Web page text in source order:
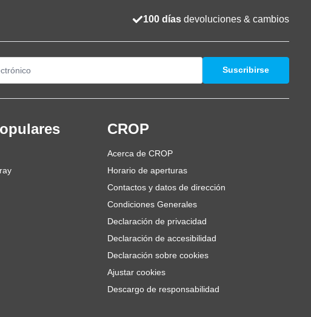
100 días devoluciones & cambios
Suscribirse
CROP
Acerca de CROP
Horario de aperturas
Contactos y datos de dirección
Condiciones Generales
Declaración de privacidad
Declaración de accesibilidad
Declaración sobre cookies
Ajustar cookies
Descargo de responsabilidad